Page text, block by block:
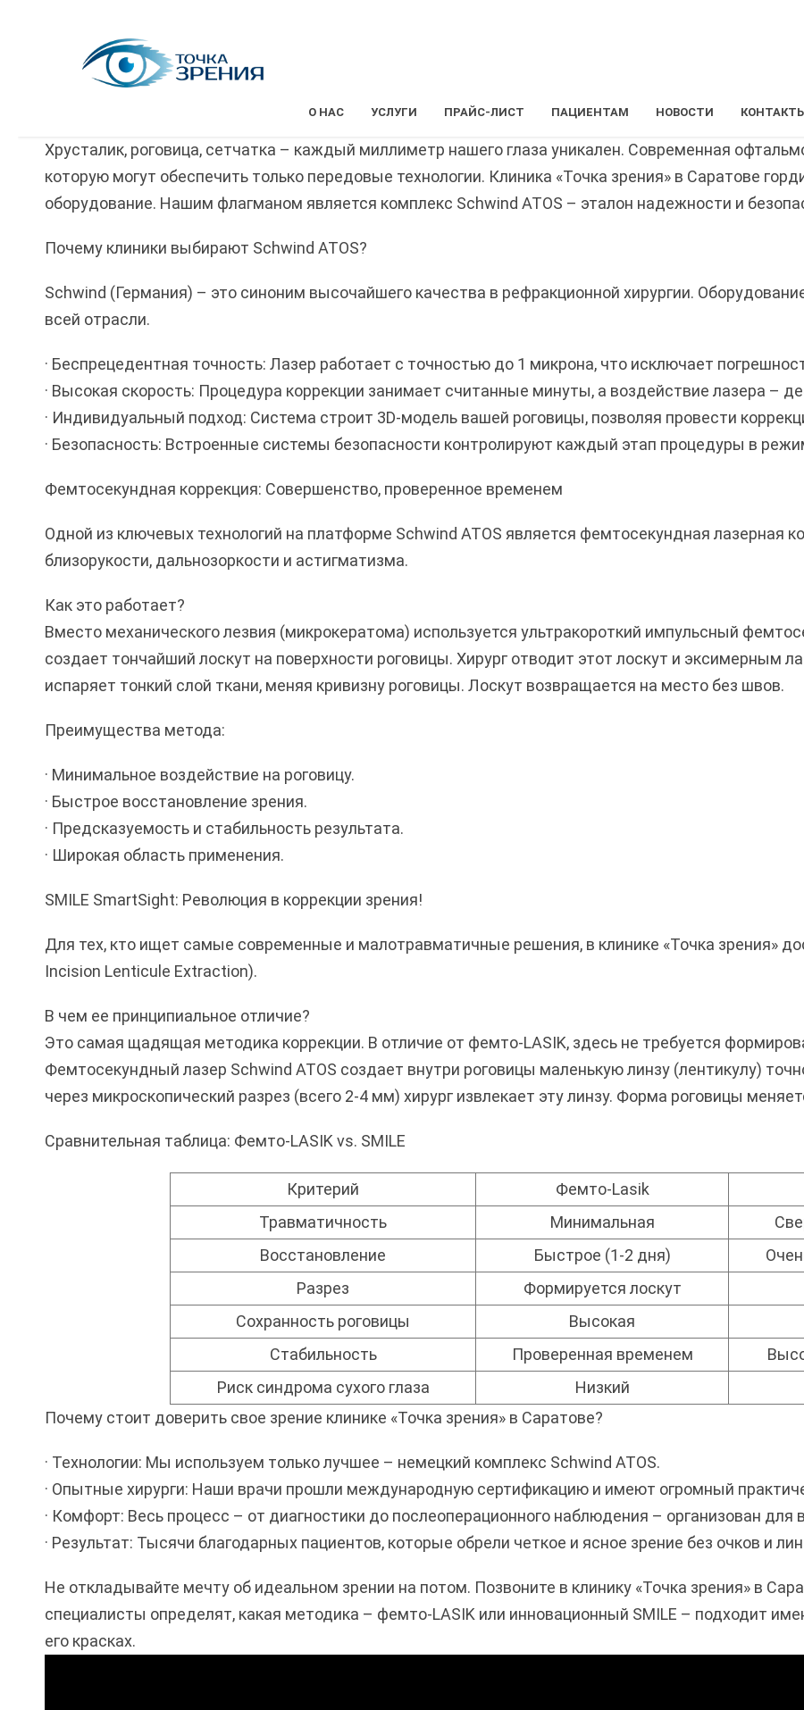
О НАС УСЛУГИ ПРАЙС-ЛИСТ ПАЦИЕНТАМ НОВОСТИ
Хрусталик, роговица, сетчатка – каждый миллиметр нашего глаза уникален. Современная
которую могут обеспечить только передовые технологии. Клиника «Точка зрения» в Саратове
оборудование. Нашим флагманом является комплекс Schwind ATOS – эталон надежности и
Почему клиники выбирают Schwind ATOS?
Schwind (Германия) – это синоним высочайшего качества в рефракционной хирургии.
всей отрасли.
· Беспрецедентная точность: Лазер работает с точностью до 1 микрона, что исключает
· Высокая скорость: Процедура коррекции занимает считанные минуты, а воздействие лазера –
· Индивидуальный подход: Система строит 3D-модель вашей роговицы, позволяя провести
· Безопасность: Встроенные системы безопасности контролируют каждый этап процедуры в
Фемтосекундная коррекция: Совершенство, проверенное временем
Одной из ключевых технологий на платформе Schwind ATOS является фемтосекундная лазерная
близорукости, дальнозоркости и астигматизма.
Как это работает?
Вместо механического лезвия (микрокератома) используется ультракороткий импульсный
создает тончайший лоскут на поверхности роговицы. Хирург отводит этот лоскут и эксимерным
испаряет тонкий слой ткани, меняя кривизну роговицы. Лоскут возвращается на место без швов.
Преимущества метода:
· Минимальное воздействие на роговицу.
· Быстрое восстановление зрения.
· Предсказуемость и стабильность результата.
· Широкая область применения.
SMILE SmartSight: Революция в коррекции зрения!
Для тех, кто ищет самые современные и малотравматичные решения, в клинике «Точка зрения»
Incision Lenticule Extraction).
В чем ее принципиальное отличие?
Это самая щадящая методика коррекции. В отличие от фемто-LASIK, здесь не требуется
Фемтосекундный лазер Schwind ATOS создает внутри роговицы маленькую линзу (лентикулу)
через микроскопический разрез (всего 2-4 мм) хирург извлекает эту линзу. Форма роговицы
Сравнительная таблица: Фемто-LASIK vs. SMILE
Критерий Фемто-Lasik
Травматичность
Минимальная
Восстановление
Быстрое (1-2 дня)
Разрез
Формируется лоскут
Сохранность роговицы
Высокая
Стабильность
Проверенная временем
Риск синдрома сухого глаза
Низкий
Почему стоит доверить свое зрение клинике «Точка зрения» в Саратове?
· Технологии: Мы используем только лучшее – немецкий комплекс Schwind ATOS.
· Опытные хирурги: Наши врачи прошли международную сертификацию и имеют огромный
· Комфорт: Весь процесс – от диагностики до послеоперационного наблюдения – организован для
· Результат: Тысячи благодарных пациентов, которые обрели четкое и ясное зрение без очков и
Не откладывайте мечту об идеальном зрении на потом. Позвоните в клинику «Точка зрения» в
специалисты определят, какая методика – фемто-LASIK или инновационный SMILE – подходит
его красках.